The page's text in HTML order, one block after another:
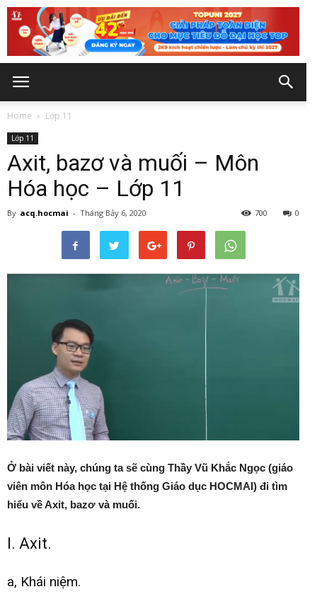
Home Lớp 11
Lớp 11
Axit, bazơ và muối – Môn
Hóa học – Lớp 11
By acq.hocmai - Tháng Bảy 6, 2020 0
700
Ở bài viết này, chúng ta sẽ cùng Thầy Vũ Khắc Ngọc (giáo
viên môn Hóa học tại Hệ thống Giáo dục HOCMAI) đi tìm
hiểu về Axit, bazơ và muối.
I. Axit.
a, Khái niệm.